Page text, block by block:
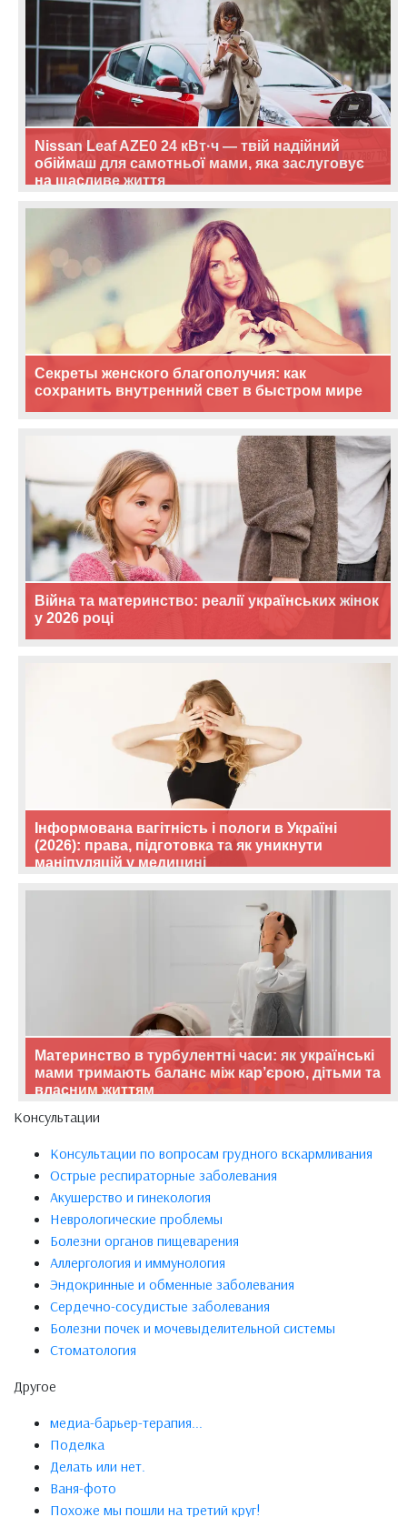
Nissan Leaf AZE0 24 кВт·ч — твій надійний
обіймаш для самотньої мами, яка заслуговує
на щасливе життя
Секреты женского благополучия: как
сохранить внутренний свет в быстром мире
Війна та материнство: реалії українських жінок
у 2026 році
Інформована вагітність і пологи в Україні
(2026): права, підготовка та як уникнути
маніпуляцій у медицині
Материнство в турбулентні часи: як українські
мами тримають баланс між кар’єрою, дітьми та
власним життям
Консультации
Консультации по вопросам грудного вскармливания
Острые респираторные заболевания
Акушерство и гинекология
Неврологические проблемы
Болезни органов пищеварения
Аллергология и иммунология
Эндокринные и обменные заболевания
Сердечно-сосудистые заболевания
Болезни почек и мочевыделительной системы
Стоматология
Другое
медиа-барьер-терапия...
Поделка
Делать или нет.
Ваня-фото
Похоже мы пошли на третий круг!